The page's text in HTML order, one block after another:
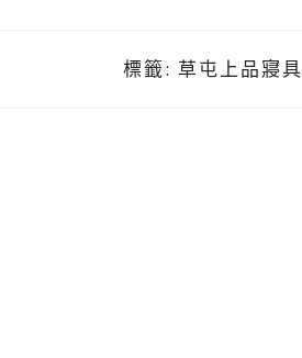
標籤: 草屯上品寢具